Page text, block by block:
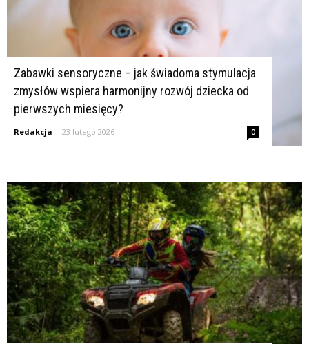
Zabawki sensoryczne – jak świadoma stymulacja
zmysłów wspiera harmonijny rozwój dziecka od
pierwszych miesięcy?
Redakcja - 23 lutego 2026 0